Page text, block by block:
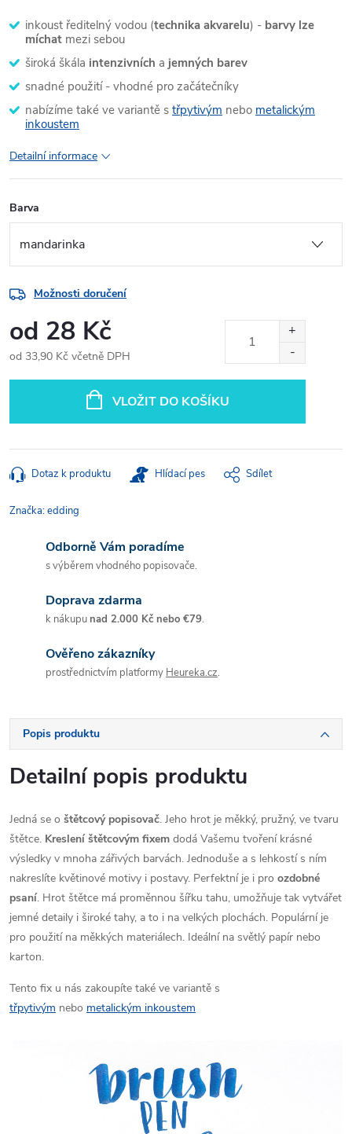
inkoust ředitelný vodou (technika akvarelu) - barvy lze
míchat mezi sebou
široká škála intenzivních a jemných barev
snadné použití - vhodné pro začátečníky
nabízíme také ve variantě s třpytivým nebo metalickým
inkoustem
Detailní informace
Barva
Možnosti doručení
od 28 Kč
od 33,90 Kč včetně DPH
VLOŽIT DO KOŠÍKU
Dotaz k produktu Hlídací pes Sdílet
Značka:edding
Odborně Vám poradíme
s výběrem vhodného popisovače.
Doprava zdarma
k nákupunad 2.000 Kč nebo €79.
Ověřeno zákazníky
prostřednictvím platformy Heureka.cz.
Popis produktu
Detailní popis produktu
Jedná se o štětcový popisovač. Jeho hrot je měkký, pružný, ve tvaru
štětce. Kreslení štětcovým fixem dodá Vašemu tvoření krásné
výsledky v mnoha zářivých barvách. Jednoduše a s lehkostí s ním
nakreslíte květinové motivy i postavy. Perfektní je i pro ozdobné
psaní. Hrot štětce má proměnnou šířku tahu, umožňuje tak vytvářet
jemné detaily i široké tahy, a to i na velkých plochách. Populární je
pro použití na měkkých materiálech. Ideální na světlý papír nebo
karton.
Tento fix u nás zakoupíte také ve variantě s
třpytivým nebo metalickým inkoustem